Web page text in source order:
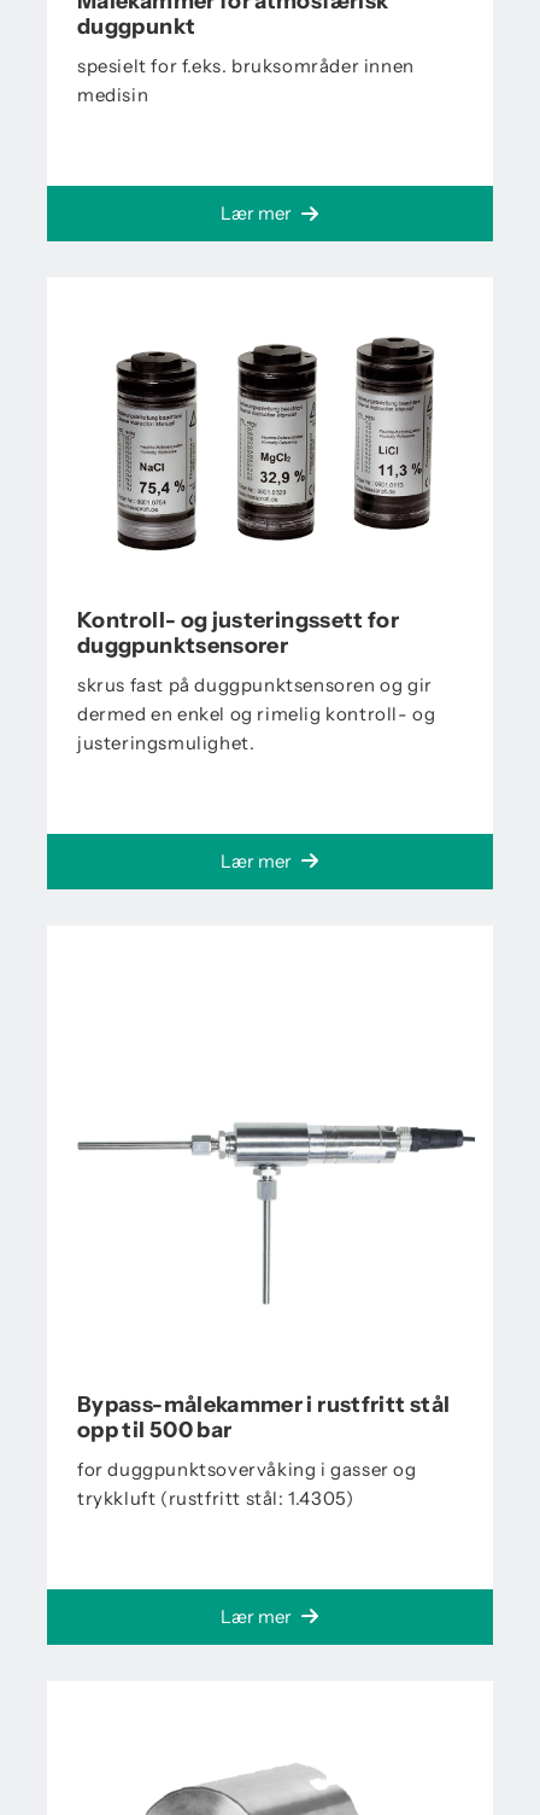
duggpunkt
spesielt for f.eks. bruksområder innen
medisin
Lær mer
Kontroll- og justeringssett for
duggpunktsensorer
skrus fast på duggpunktsensoren og gir
dermed en enkel og rimelig kontroll- og
justeringsmulighet.
Lær mer
Bypass-målekammer i rustfritt stål
opp til 500 bar
for duggpunktsovervåking i gasser og
trykkluft (rustfritt stål: 1.4305)
Lær mer